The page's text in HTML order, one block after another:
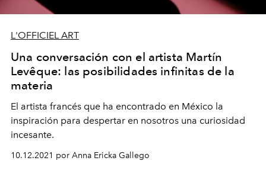
L'OFFICIEL ART
Una conversación con el artista Martín
Levêque: las posibilidades infinitas de la
materia
El artista francés que ha encontrado en México la
inspiración para despertar en nosotros una curiosidad
incesante.
10.12.2021 por Anna Ericka Gallego